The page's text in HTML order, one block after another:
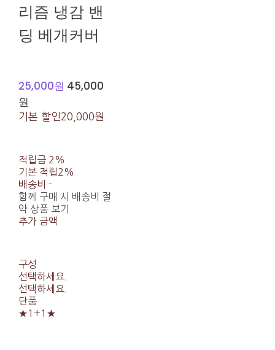
리즘 냉감 밴
딩 베개커버
25,000원 45,000
원
기본 할인20,000원
적립금 2%
기본 적립2%
배송비 -
함께 구매 시 배송비 절
약 상품 보기
추가 금액
구성
선택하세요.
선택하세요.
단품
★1+1★